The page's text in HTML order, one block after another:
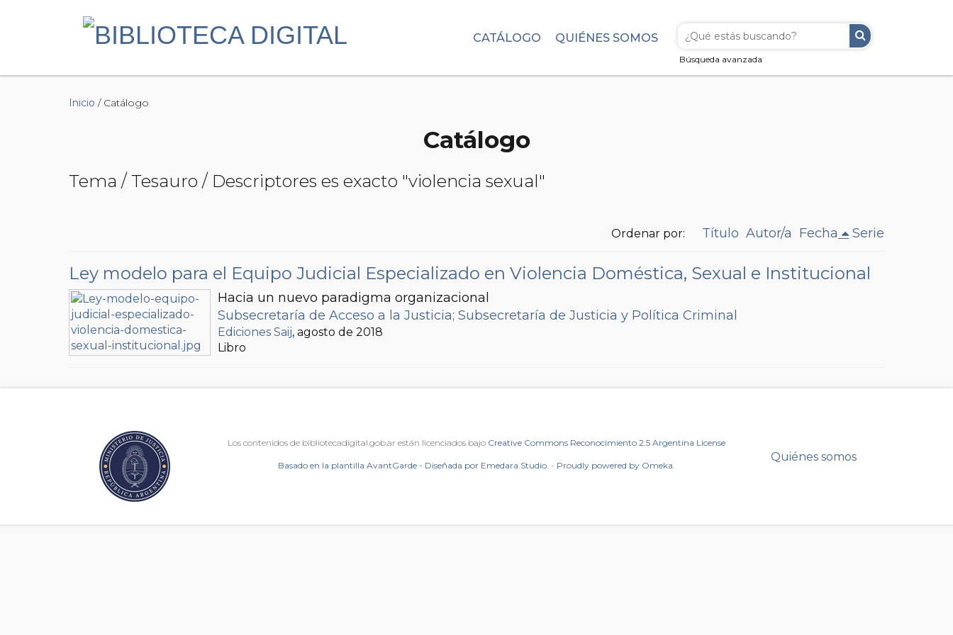
Búsqueda avanzada
CATÁLOGO QUIÉNES SOMOS
Inicio / Catálogo
Catálogo
Tema / Tesauro / Descriptores es exacto "violencia sexual"
Ordenar por: Título Autor/a Fecha Serie
Ley modelo para el Equipo Judicial Especializado en Violencia Doméstica, Sexual e Institucional
Hacia un nuevo paradigma organizacional
Subsecretaría de Acceso a la Justicia; Subsecretaría de Justicia y Política Criminal
Ediciones Saij, agosto de 2018
Libro
Los contenidos de bibliotecadigital.gob.ar están licenciados bajo Creative Commons Reconocimiento 2.5 Argentina License
Basado en la plantilla AvantGarde - Diseñada por Emedara Studio. - Proudly powered by Omeka.
Quiénes somos